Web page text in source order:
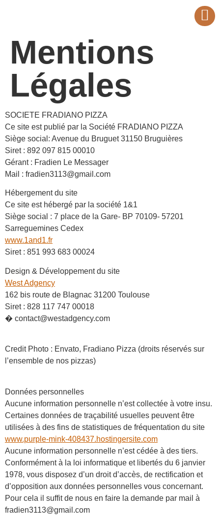
Mentions
Légales
SOCIETE FRADIANO PIZZA
Ce site est publié par la Société FRADIANO PIZZA
Siège social: Avenue du Bruguet 31150 Bruguières
Siret : 892 097 815 00010
Gérant : Fradien Le Messager
Mail : fradien3113@gmail.com
Hébergement du site
Ce site est hébergé par la société 1&1
Siège social : 7 place de la Gare- BP 70109- 57201
Sarreguemines Cedex
www.1and1.fr
Siret : 851 993 683 00024
Design & Développement du site
West Adgency
162 bis route de Blagnac 31200 Toulouse
Siret : 828 117 747 00018
� contact@westadgency.com
Credit Photo : Envato, Fradiano Pizza (droits réservés sur
l’ensemble de nos pizzas)
Données personnelles
Aucune information personnelle n’est collectée à votre insu.
Certaines données de traçabilité usuelles peuvent être
utilisées à des fins de statistiques de fréquentation du site
www.purple-mink-408437.hostingersite.com
Aucune information personnelle n’est cédée à des tiers.
Conformément à la loi informatique et libertés du 6 janvier
1978, vous disposez d’un droit d’accès, de rectification et
d’opposition aux données personnelles vous concernant.
Pour cela il suffit de nous en faire la demande par mail à
fradien3113@gmail.com